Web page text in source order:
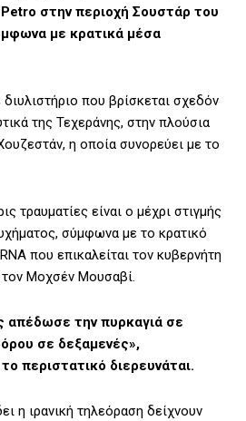
στην περιοχή Σουστάρ του
με κρατικά μέσα
που βρίσκεται σχεδόν
της Τεχεράνης, στην πλούσια
η οποία συνορεύει με το
τραυματίες είναι ο μέχρι στιγμής
σύμφωνα με το κρατικό
που επικαλείται τον κυβερνήτη
Μοχσέν Μουσαβί.
απέδωσε την πυρκαγιά σε
σε δεξαμενές»,
περιστατικό διερευνάται.
η ιρανική τηλεόραση δείχνουν